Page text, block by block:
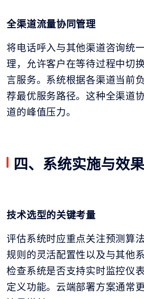
全渠道流量协同管理
将电话呼入与其他渠道咨询统
理，允许客户在等待过程中切
言服务。系统根据各渠道当前
荐最优服务路径。这种全渠道
道的峰值压力。
四、系统实施与效
技术选型的关键考量
评估系统时应重点关注预测算
规则的灵活配置性以及与其他
检查系统是否支持实时监控仪
定义功能。云端部署方案通常